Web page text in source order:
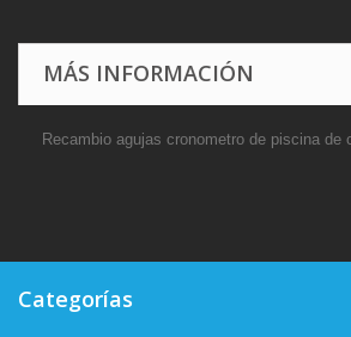
MÁS INFORMACIÓN
Recambio agujas cronometro de piscina de
Categorías